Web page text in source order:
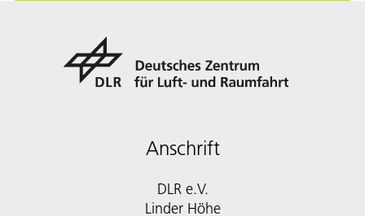
Anschrift
DLR e.V.
Linder Höhe